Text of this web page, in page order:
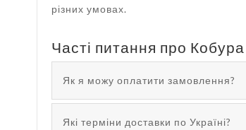
різних умовах.
Часті питання про
Як я можу оплатити замовлення?
Які терміни доставки по Україні?